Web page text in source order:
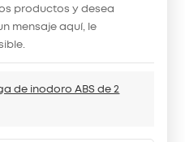
productos y desea
mensaje aquí, le
de inodoro ABS de 2